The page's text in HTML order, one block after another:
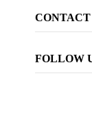
CONTACT
FOLLOW